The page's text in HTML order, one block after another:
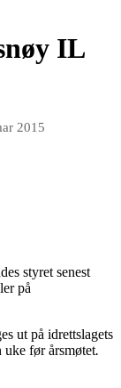
IL
2015
styret senest
på
ut på idrettslagets
uke før årsmøtet.